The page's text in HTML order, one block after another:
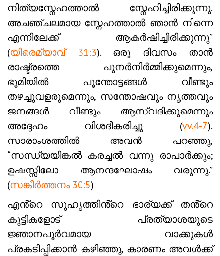
നിത്യസ്നേഹത്താൽ സ്നേഹിച്ചിരിക്കുന്നു.
അചഞ്ചലമായ സ്നേഹത്താൽ ഞാൻ നിന്നെ
എന്നിലേക്ക് ആകർഷിച്ചിരിക്കുന്നു”
(യിരെമ്യാവ് 31:3). ഒരു ദിവസം താൻ
രാഷ്ട്രത്തെ പുനർനിർമ്മിക്കുമെന്നും,
ഭൂമിയിൽ പൂന്തോട്ടങ്ങൾ വീണ്ടും
തഴച്ചുവളരുമെന്നും, സന്തോഷവും നൃത്തവും
ജനങ്ങൾ വീണ്ടും ആസ്വദിക്കുമെന്നും
അദ്ദേഹം വിശദീകരിച്ചു (vv.4-7).
സാരാംശത്തിൽ അവൻ പറഞ്ഞു,
“സന്ധ്യയിങ്കൽ കരച്ചൽ വന്നു രാപാർക്കും;
ഉഷസ്സിലോ ആനന്ദഘോഷം വരുന്നു.”
(സങ്കീർത്തനം 30:5)
എൻ്റെ സുഹൃത്തിൻ്റെ ഭാര്യക്ക് തൻ്റെ
കുട്ടികളോട് പ്രത്യാശയുടെ
ജ്ഞാനപൂർവമായ വാക്കുകൾ
പ്രകടിപ്പിക്കാൻ കഴിഞ്ഞു, കാരണം അവൾക്ക്